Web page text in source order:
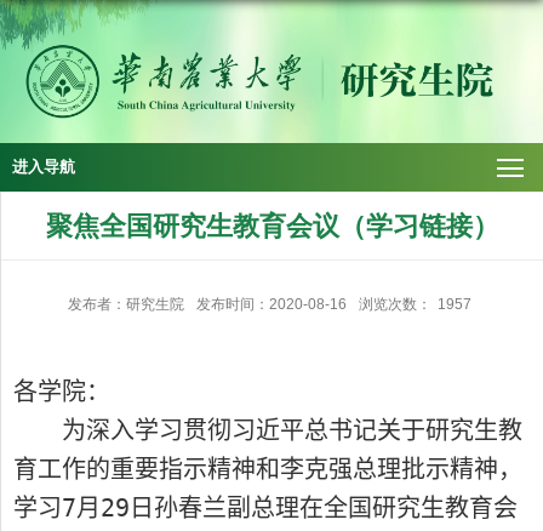
进入导航
聚焦全国研究生教育会议（学习链接）
发布者：研究生院 发布时间：2020-08-16 浏览次数： 1957
各学院：
为深入学习贯彻习近平总书记关于研究生教
育工作的重要指示精神和李克强总理批示精神，
学习7月 29 日孙春兰副总理在全国研究生教育会